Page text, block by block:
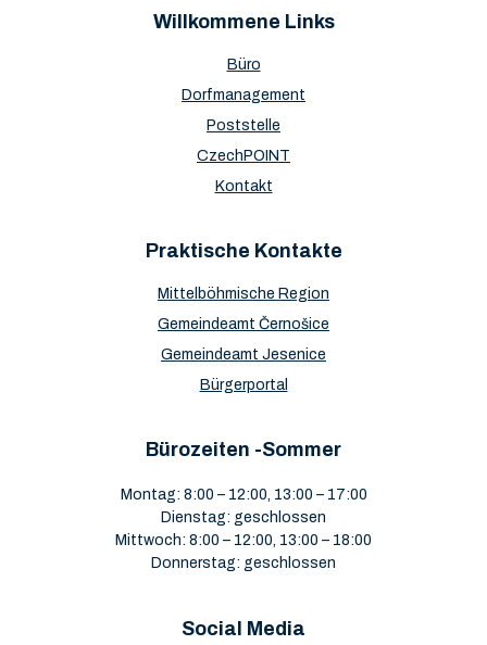
Willkommene Links
Büro
Dorfmanagement
Poststelle
CzechPOINT
Kontakt
Praktische Kontakte
Mittelböhmische Region
Gemeindeamt Černošice
Gemeindeamt Jesenice
Bürgerportal
Bürozeiten -Sommer
Montag: 8:00 – 12:00, 13:00 – 17:00
Dienstag: geschlossen
Mittwoch: 8:00 – 12:00, 13:00 – 18:00
Donnerstag: geschlossen
Social Media